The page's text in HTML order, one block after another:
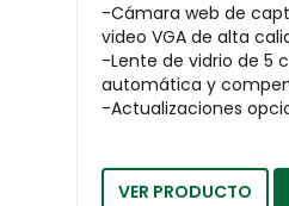
-Cámara web de
video VGA de alta
-Lente de vidrio de 5
automática y
-Actualizaciones
VER PRODUCTO